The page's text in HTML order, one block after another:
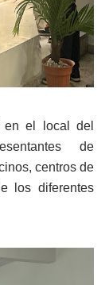
en el local del
de
centros de
los diferentes